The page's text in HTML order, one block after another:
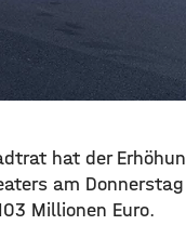
hat der
am
Millionen Euro.